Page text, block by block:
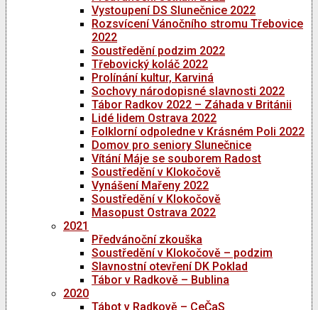
Vystoupení DS Slunečnice 2022
Rozsvícení Vánočního stromu Třebovice
2022
Soustředění podzim 2022
Třebovický koláč 2022
Prolínání kultur, Karviná
Sochovy národopisné slavnosti 2022
Tábor Radkov 2022 – Záhada v Británii
Lidé lidem Ostrava 2022
Folklorní odpoledne v Krásném Poli 2022
Domov pro seniory Slunečnice
Vítání Máje se souborem Radost
Soustředění v Klokočově
Vynášení Mařeny 2022
Soustředění v Klokočově
Masopust Ostrava 2022
2021
Předvánoční zkouška
Soustředění v Klokočově – podzim
Slavnostní otevření DK Poklad
Tábor v Radkově – Bublina
2020
Tábot v Radkově – CeČaS